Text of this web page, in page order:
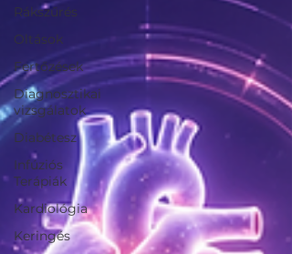
Rákszűrés
Oltások
Fertőzések
Diagnosztikai
vizsgálatok
Diabétesz
Infúziós
Terápiák
Kardiológia
Keringés